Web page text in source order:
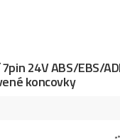
24V ABS/EBS/
koncovky